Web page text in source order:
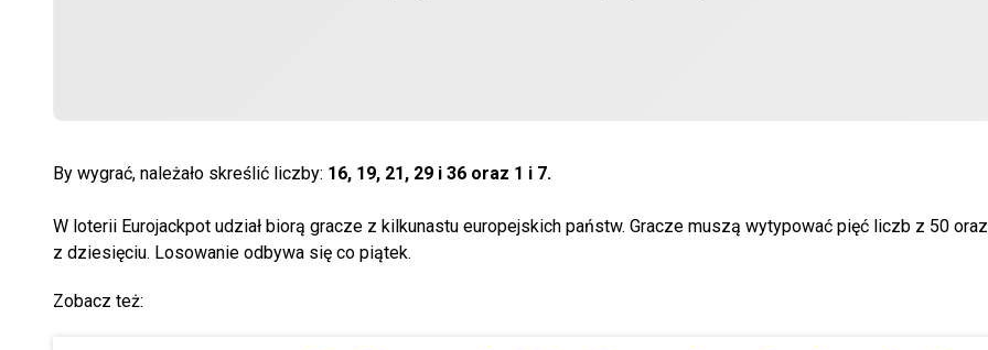
By wygrać, należało skreślić liczby: 16, 19, 21, 29 i 36 oraz 1 i 7.
W loterii Eurojackpot udział biorą gracze z kilkunastu europejskich państw. Gracze muszą wytypować pięć liczb z 50
z dziesięciu. Losowanie odbywa się co piątek.
Zobacz też: